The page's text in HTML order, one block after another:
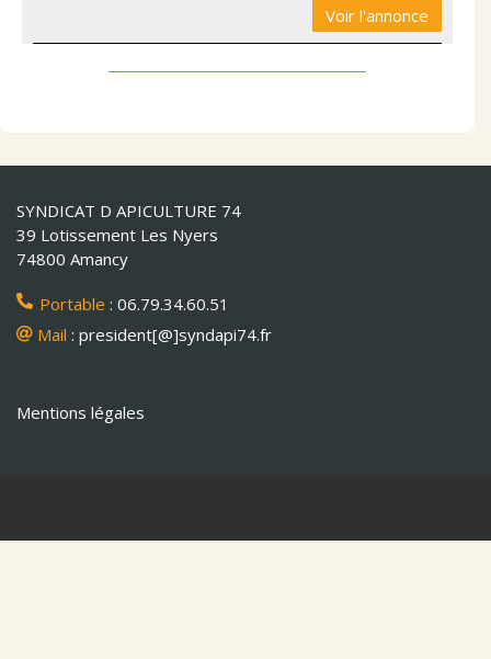
Voir l'annonce
SYNDICAT D APICULTURE 74
39 Lotissement Les Nyers
74800 Amancy
Portable : 06.79.34.60.51
Mail : president[@]syndapi74.fr
Mentions légales